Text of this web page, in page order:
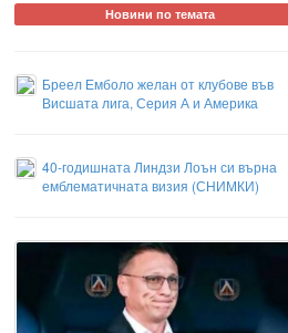
Новини по темата
Бреел Емболо желан от клубове във
Висшата лига, Серия А и Америка
40-годишната Линдзи Лоън си върна
емблематичната визия (СНИМКИ)